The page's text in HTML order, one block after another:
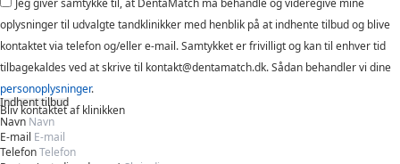
Jeg giver samtykke til, at DentaMatch må behandle og videregive mine
oplysninger til udvalgte tandklinikker med henblik på at indhente tilbud og blive
kontaktet via telefon og/eller e-mail. Samtykket er frivilligt og kan til enhver tid
tilbagekaldes ved at skrive til kontakt@dentamatch.dk. Sådan behandler vi dine
personoplysninger.
Indhent tilbud
Bliv kontaktet af klinikken
Navn
E-mail
Telefon